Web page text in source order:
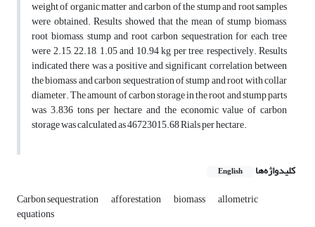
weight of organic matter and carbon of the stump and root samples
were obtained. Results showed that the mean of stump biomass,
root biomass, stump and root carbon sequestration for each tree
were 2.15, 22.18, 1.05 and 10.94 kg per tree, respectively. Results
indicated there was a positive and significant correlation between
the biomass and carbon sequestration of stump and root with collar
diameter. The amount of carbon storage in the root and stump parts
was 3.836 tons per hectare and the economic value of carbon
storage was calculated as 46723015.68 Rials per hectare.
کلیدواژه‌ها English
Carbon sequestration afforestation biomass allometric
equations